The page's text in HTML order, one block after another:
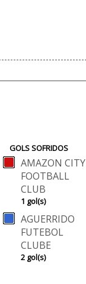
GOLS SOFRIDOS
AMAZON CITY
FOOTBALL
CLUB
1 gol(s)
AGUERRIDO
FUTEBOL
CLUBE
2 gol(s)